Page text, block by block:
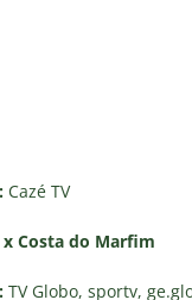
Cazé TV
x Costa do Marfim
TV Globo, sportv,